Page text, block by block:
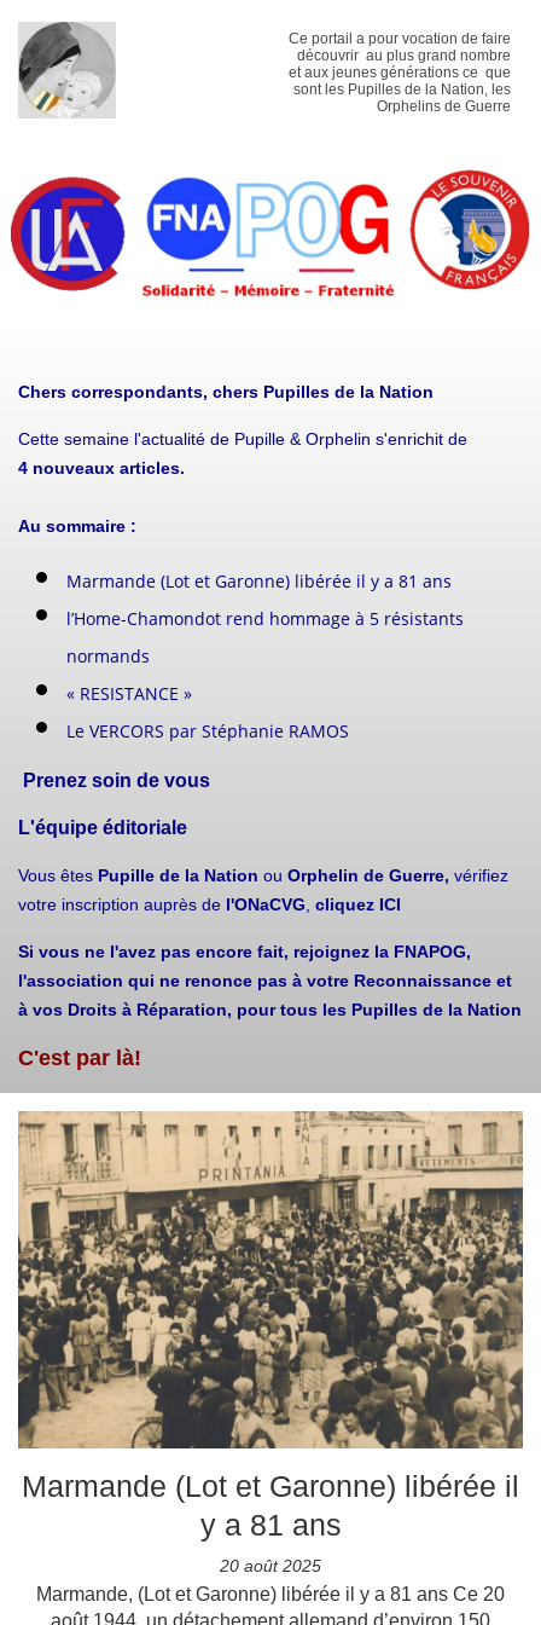
Ce portail a pour vocation de faire
découvrir au plus grand nombre
et aux jeunes générations ce que
sont les Pupilles de la Nation, les
Orphelins de Guerre
Chers correspondants, chers Pupilles de la Nation
Cette semaine l'actualité de Pupille & Orphelin s'enrichit de
4 nouveaux articles.
Au sommaire :
Marmande (Lot et Garonne) libérée il y a 81 ans
l’Home-Chamondot rend hommage à 5 résistants
normands
« RESISTANCE »
Le VERCORS par Stéphanie RAMOS
Prenez soin de vous
L'équipe éditoriale
Vous êtes Pupille de la Nation ou Orphelin de Guerre, vérifiez
votre inscription auprès de l'ONaCVG cliquez ICI
Si vous ne l'avez pas encore fait, rejoignez la FNAPOG,
l'association qui ne renonce pas à votre Reconnaissance et
à vos Droits à Réparation, pour tous les Pupilles de la Nation
C'est par là!
Marmande (Lot et Garonne) libérée il
y a 81 ans
20 août 2025
Marmande, (Lot et Garonne) libérée il y a 81 ans Ce 20
août 1944, un détachement allemand d’environ 150